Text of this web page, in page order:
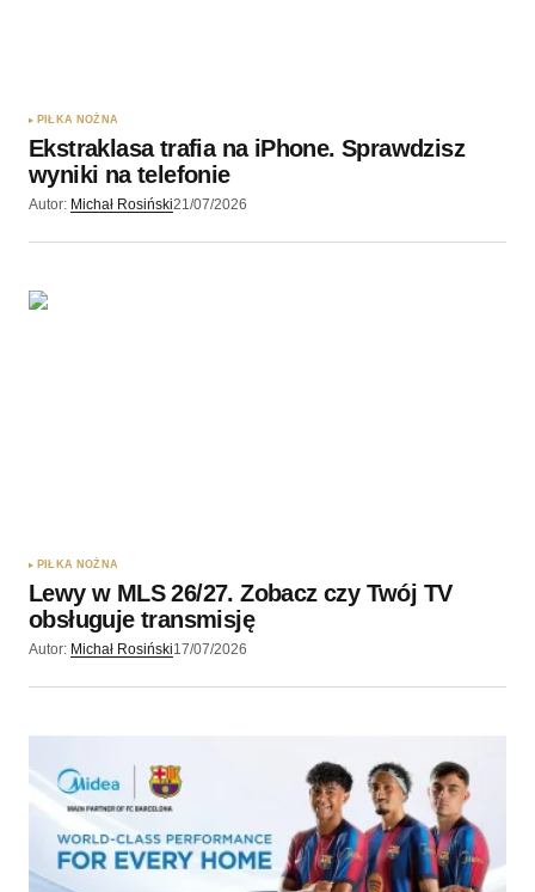
PIŁKA NOŻNA
Ekstraklasa trafia na iPhone. Sprawdzisz
wyniki na telefonie
Autor: Michał Rosiński21/07/2026
PIŁKA NOŻNA
Lewy w MLS 26/27. Zobacz czy Twój TV
obsługuje transmisję
Autor: Michał Rosiński17/07/2026